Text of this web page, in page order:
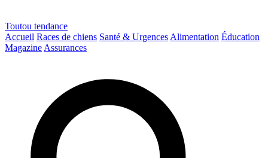
Toutou tendance
Accueil Races de chiens Santé & Urgences Alimentation Éducation
Magazine Assurances